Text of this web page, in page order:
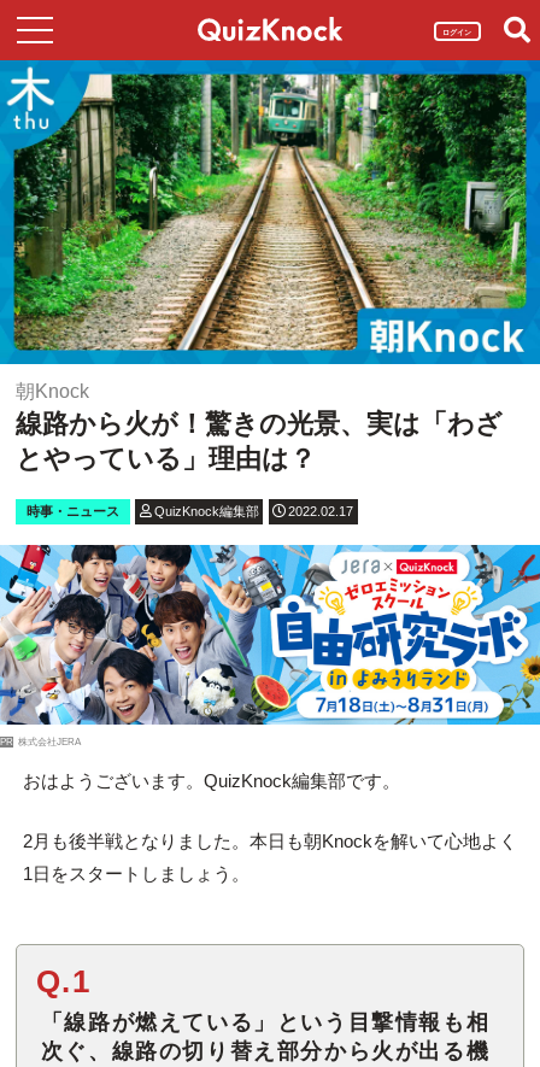
ログイン
朝Knock
線路から火が！驚きの光景、実は「わざ
とやっている」理由は？
時事・ニュース QuizKnock編集部 2022.02.17
PR 株式会社JERA
おはようございます。QuizKnock編集部です。
2月も後半戦となりました。本日も朝Knockを解いて心地よく
1日をスタートしましょう。
Q.1
「線路が燃えている」という目撃情報も相
次ぐ、線路の切り替え部分から火が出る機